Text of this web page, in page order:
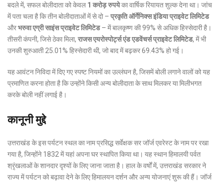
बदले में, सफल बोलीदाता को केवल1 करोड़ रुपयेका वार्षिक रियायत शुल्क देना था। जांच
में पता चला है कि तीन बोलीदाताओं में से दो – प्रकृति ऑर्गेनिक्स इंडिया प्राइवेट लिमिटेड
औरभरुवा एग्री साइंस प्राइवेट लिमिटेड– में बालकृष्ण की 99% से अधिक हिस्सेदारी है।
तीसरी कंपनी, जिसे ठेका मिला, राजस एयरोस्पोर्ट्स एंड एडवेंचर्स प्राइवेट लिमिटेड, में भी
उनकी शुरुआती 25.01% हिस्सेदारी थी, जो बाद में बढ़कर 69.43% हो गई।
यह आवंटन निविदा में दिए गए स्पष्ट नियमों का उल्लंघन है, जिसमें बोली लगाने वालों को यह
प्रमाणित करना होता है कि उन्होंने किसी अन्य बोलीदाता के साथ मिलकर या मिलीभगत
करके बोली नहीं लगाई है।
कानूनी मुद्दे
उत्तराखंड के इस पर्यटन स्थल का नाम प्रसिद्ध सर्वेक्षक सर जॉर्ज एवरेस्ट के नाम पर रखा
गया है, जिन्होंने 1832 में यहां अपना घर स्थापित किया था। यह स्थान हिमालयी पर्वत
श्रृंखलाओं के शानदार दृश्यों के लिए जाना जाता है। हाल के वर्षों में, उत्तराखंड सरकार ने
राज्य में पर्यटन को बढ़ावा देने के लिए हिमालयन दर्शन और अन्य योजनाएं शुरू की हैं। जॉर्ज